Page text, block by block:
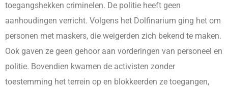
toegangshekken criminelen. De politie heeft geen
aanhoudingen verricht. Volgens het Dolfinarium ging het om
personen met maskers, die weigerden zich bekend te maken.
Ook gaven ze geen gehoor aan vorderingen van personeel en
politie. Bovendien kwamen de activisten zonder
toestemming het terrein op en blokkeerden ze toegangen,